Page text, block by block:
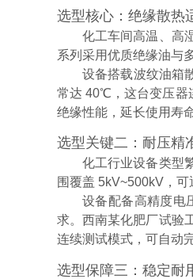
选型核心：绝缘散热
化工车间高温、高
系列采用优质绝缘油与
设备搭载波纹油箱
常达 40℃，这台变压器
绝缘性能，延长使用寿命
选型关键二：耐压精
化工行业设备类型
围覆盖 5kV~500kV，
设备配备高精度电
求。西南某化肥厂试验
连续测试模式，可自动
选型保障三：稳定耐